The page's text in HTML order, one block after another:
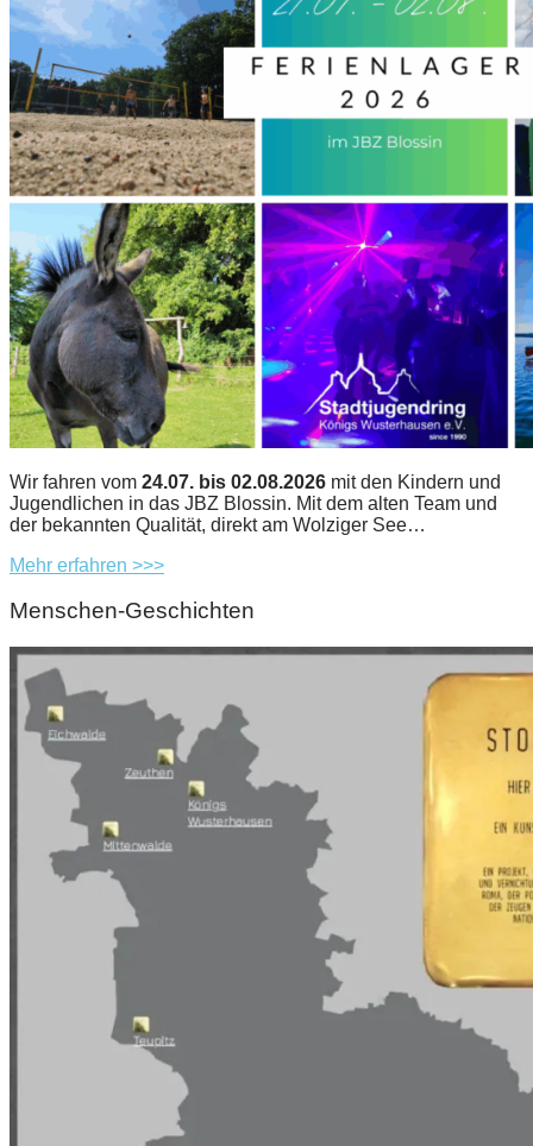
Wir fahren vom 24.07. bis 02.08.2026 mit den Kindern und
Jugendlichen in das JBZ Blossin. Mit dem alten Team und
der bekannten Qualität, direkt am Wolziger See…
Mehr erfahren >>>
Menschen-Geschichten